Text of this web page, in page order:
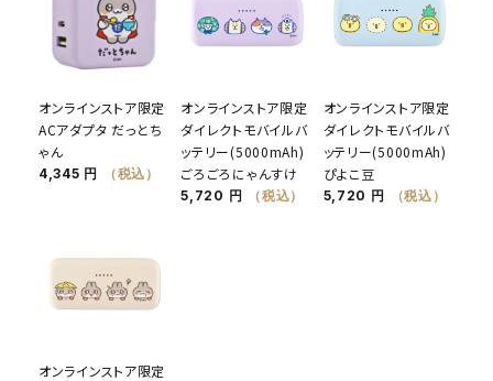
オンラインストア限定
ACアダプタ だっとち
ゃん
4,345 円 （税込）
オンラインストア限定
ダイレクトモバイルバ
ッテリー(5000mAh)
ごろごろにゃんすけ
5,720 円 （税込）
オンラインストア限定
ダイレクトモバイルバ
ッテリー(5000mAh)
ぴよこ豆
5,720 円 （税込）
オンラインストア限定